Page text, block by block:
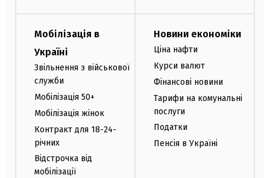
Мобілізація в
Україні
Звільнення з військової
служби
Мобілізація 50+
Мобілізація жінок
Контракт для 18-24-
річних
Відстрочка від
мобілізації
Новини економіки
Ціна нафти
Курси валют
Фінансові новини
Тарифи на комунальні
послуги
Податки
Пенсія в Україні